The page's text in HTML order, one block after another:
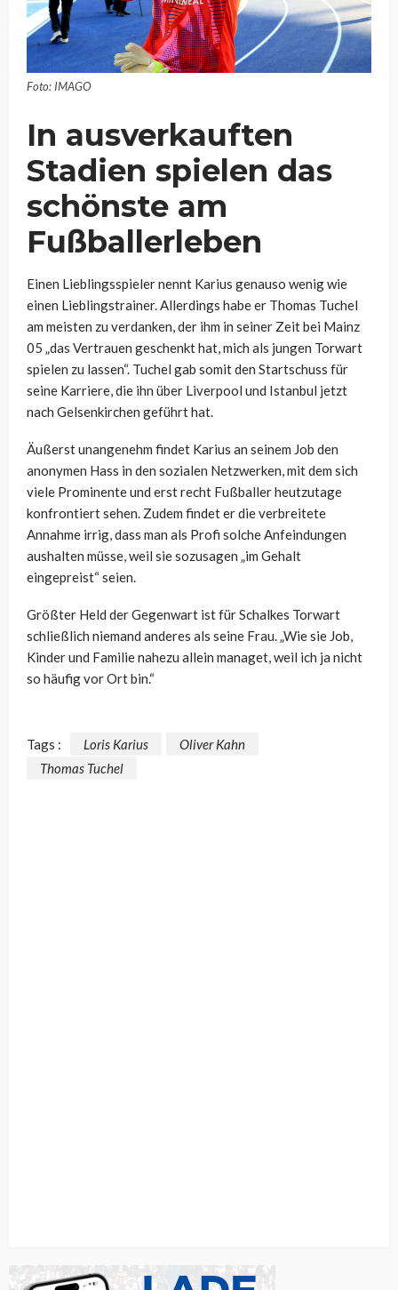
Foto: IMAGO
In ausverkauften
Stadien spielen das
schönste am
Fußballerleben
Einen Lieblingsspieler nennt Karius genauso wenig wie
einen Lieblingstrainer. Allerdings habe er Thomas Tuchel
am meisten zu verdanken, der ihm in seiner Zeit bei Mainz
05 „das Vertrauen geschenkt hat, mich als jungen Torwart
spielen zu lassen“. Tuchel gab somit den Startschuss für
seine Karriere, die ihn über Liverpool und Istanbul jetzt
nach Gelsenkirchen geführt hat.
Äußerst unangenehm findet Karius an seinem Job den
anonymen Hass in den sozialen Netzwerken, mit dem sich
viele Prominente und erst recht Fußballer heutzutage
konfrontiert sehen. Zudem findet er die verbreitete
Annahme irrig, dass man als Profi solche Anfeindungen
aushalten müsse, weil sie sozusagen „im Gehalt
eingepreist“ seien.
Größter Held der Gegenwart ist für Schalkes Torwart
schließlich niemand anderes als seine Frau. „Wie sie Job,
Kinder und Familie nahezu allein managet, weil ich ja nicht
so häufig vor Ort bin.“
Tags : Loris Karius
Oliver Kahn
Thomas Tuchel